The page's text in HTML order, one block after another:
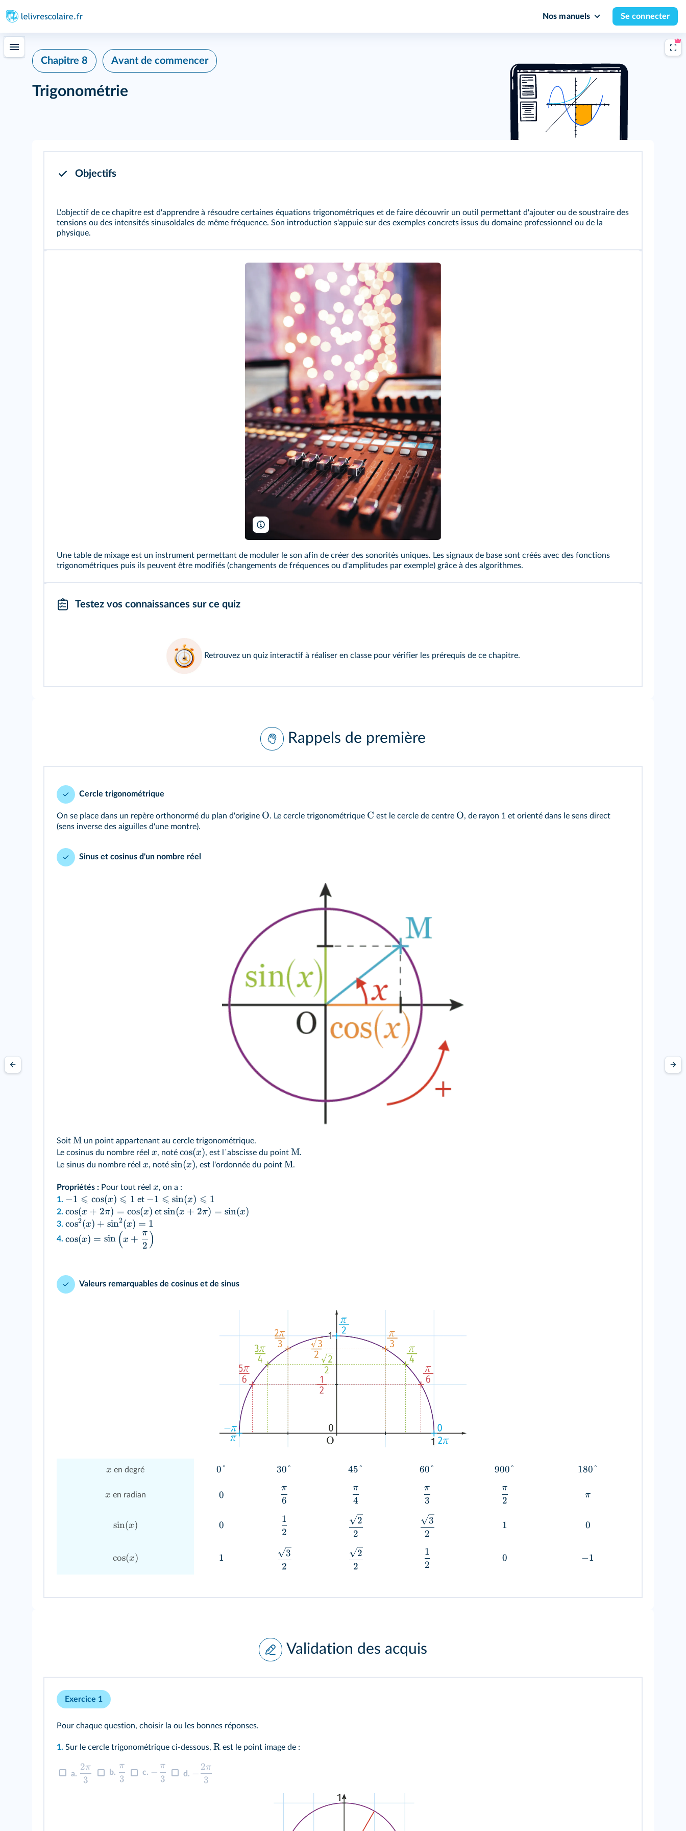
Nos manuels Se connecter
Chapitre 8 Avant de commencer
Trigonométrie
Objectifs
L'objectif de ce chapitre est d'apprendre à résoudre certaines équations trigonométriques et de faire découvrir un outil permettant d'ajouter ou de soustraire des
tensions ou des intensités sinusoïdales de même fréquence. Son introduction s'appuie sur des exemples concrets issus du domaine professionnel ou de la
physique.
Fusionstudio/Shutterstock
Une table de mixage est un instrument permettant de moduler le son afin de créer des sonorités uniques. Les signaux de base sont créés avec des fonctions
trigonométriques puis ils peuvent être modifiés (changements de fréquences ou d'amplitudes par exemple) grâce à des algorithmes.
Testez vos connaissances sur ce quiz
Retrouvez un quiz interactifà réaliser en classe pour vérifier les prérequis de ce chapitre.
Rappels de première
Cercle trigonométrique
On se place dans un repère orthonormé du plan d'origine O. Le cercle trigonométrique C est le cercle de centre O, de rayon 1 et orienté dans le sens direct
(sens inverse des aiguilles d'une montre).
Sinus et cosinus d'un nombre réel
Soit M un point appartenant au cercle trigonométrique.
Le cosinus du nombre réel x, noté cos(x), est l᾽abscisse du point M.
Le sinus du nombre réel x, noté sin(x), est l'ordonnée du point M.
Propriétés : Pour tout réel x, on a :
1. −1 ⩽ cos(x) ⩽ 1 et −1 ⩽ sin(x) ⩽ 1
2. cos(x + 2π) = cos(x) etsin(x + 2π) = sin(x)
3. cos2(x) + sin2(x) = 1
4. cos(x) = sin (x +
2
π )
Valeurs remarquables de cosinus et de sinus
x en degré 0° 30° 45° 60° 900° 180°
x en radian 0
6
π
4
π
3
π
2
π
π
sin(x) 0
2
1
2
2
2
3 1 0
cos(x) 1
2
3
2
2
2
1
0 −1
Validation des acquis
Exercice 1
Pour chaque question, choisir la ou les bonnes réponses.
1. Sur le cercle trigonométrique ci-dessous, R est le point image de :
a.
3
2π
b.
3
π
c. −
3
π
d. −
3
2π